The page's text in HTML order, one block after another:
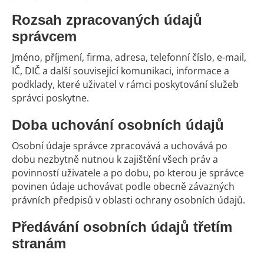
Rozsah zpracovaných údajů
správcem
Jméno, příjmení, firma, adresa, telefonní číslo, e-mail,
IČ, DIČ a další související komunikaci, informace a
podklady, které uživatel v rámci poskytování služeb
správci poskytne.
Doba uchování osobních údajů
Osobní údaje správce zpracovává a uchovává po
dobu nezbytně nutnou k zajištění všech práv a
povinností uživatele a po dobu, po kterou je správce
povinen údaje uchovávat podle obecně závazných
právních předpisů v oblasti ochrany osobních údajů.
Předávání osobních údajů třetím
stranám